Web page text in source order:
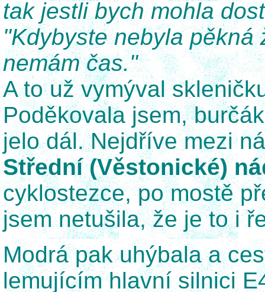
tak jestli bych mohla
"Kdybyste nebyla
nemám čas."
A to už vymýval
Poděkovala jsem,
jelo dál. Nejdříve mezi
Střední (Věstonické)
cyklostezce, po mostě
jsem netušila, že je to i
Modrá pak uhýbala a
lemujícím hlavní silnici